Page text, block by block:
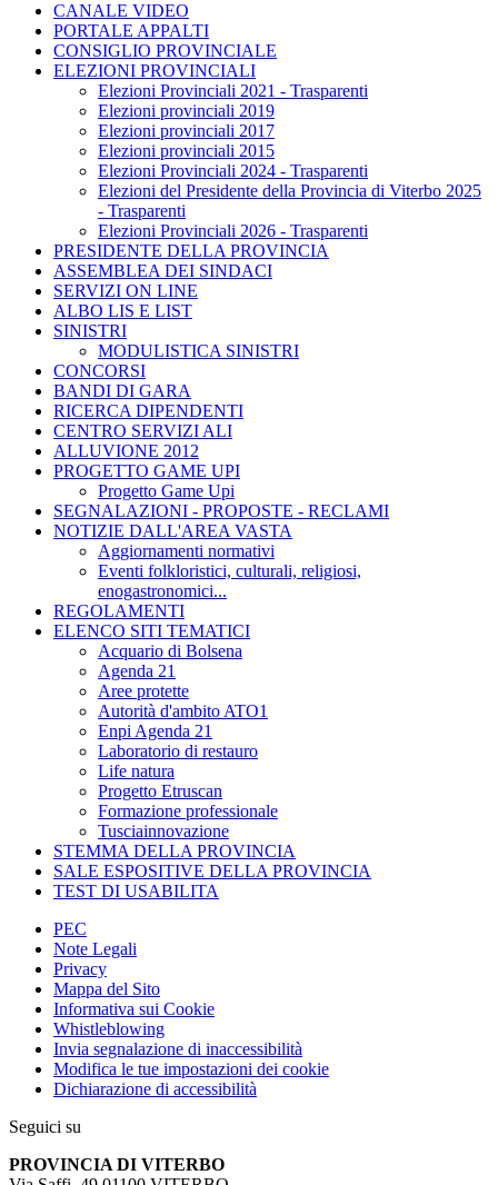
CANALE VIDEO
PORTALE APPALTI
CONSIGLIO PROVINCIALE
ELEZIONI PROVINCIALI
Elezioni Provinciali 2021 - Trasparenti
Elezioni provinciali 2019
Elezioni provinciali 2017
Elezioni provinciali 2015
Elezioni Provinciali 2024 - Trasparenti
Elezioni del Presidente della Provincia di Viterbo 2025
- Trasparenti
Elezioni Provinciali 2026 - Trasparenti
PRESIDENTE DELLA PROVINCIA
ASSEMBLEA DEI SINDACI
SERVIZI ON LINE
ALBO LIS E LIST
SINISTRI
MODULISTICA SINISTRI
CONCORSI
BANDI DI GARA
RICERCA DIPENDENTI
CENTRO SERVIZI ALI
ALLUVIONE 2012
PROGETTO GAME UPI
Progetto Game Upi
SEGNALAZIONI - PROPOSTE - RECLAMI
NOTIZIE DALL'AREA VASTA
Aggiornamenti normativi
Eventi folkloristici, culturali, religiosi,
enogastronomici...
REGOLAMENTI
ELENCO SITI TEMATICI
Acquario di Bolsena
Agenda 21
Aree protette
Autorità d'ambito ATO1
Enpi Agenda 21
Laboratorio di restauro
Life natura
Progetto Etruscan
Formazione professionale
Tusciainnovazione
STEMMA DELLA PROVINCIA
SALE ESPOSITIVE DELLA PROVINCIA
TEST DI USABILITA
PEC
Note Legali
Privacy
Mappa del Sito
Informativa sui Cookie
Whistleblowing
Invia segnalazione di inaccessibilità
Modifica le tue impostazioni dei cookie
Dichiarazione di accessibilità
Seguici su
PROVINCIA DI VITERBO